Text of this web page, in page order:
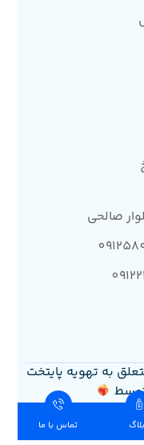
صالحی
به تهویه پایتخت
تماس با ما